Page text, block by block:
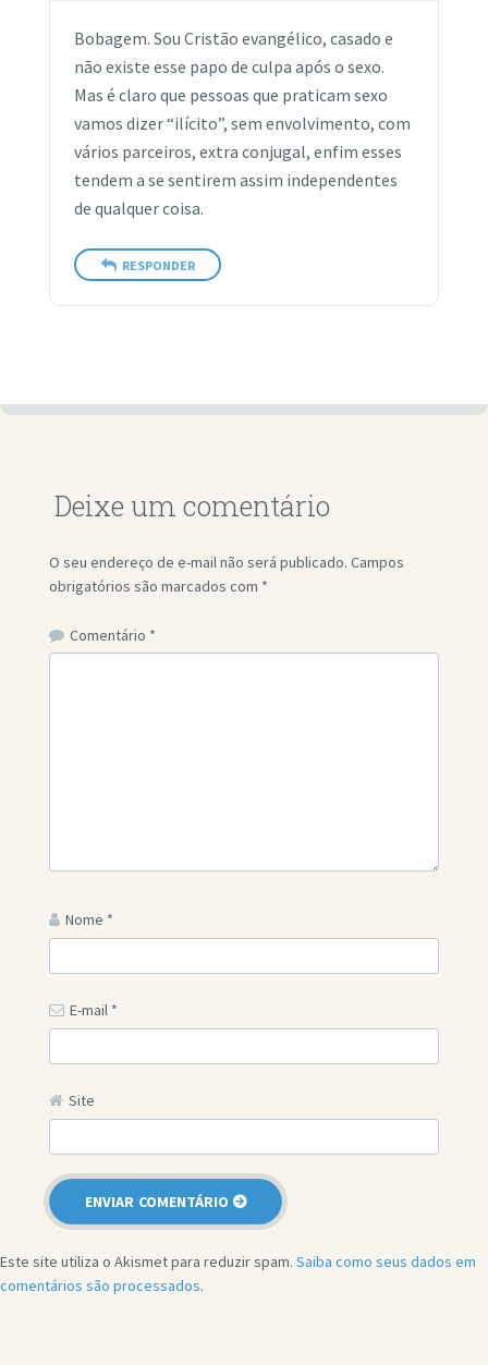
Bobagem. Sou Cristão evangélico, casado e
não existe esse papo de culpa após o sexo.
Mas é claro que pessoas que praticam sexo
vamos dizer “ilícito”, sem envolvimento, com
vários parceiros, extra conjugal, enfim esses
tendem a se sentirem assim independentes
de qualquer coisa.
RESPONDER
Deixe um comentário
O seu endereço de e-mail não será publicado. Campos
obrigatórios são marcados com *
Comentário *
Nome *
E-mail *
Site
Este site utiliza o Akismet para reduzir spam. Saiba como seus dados em
comentários são processados.